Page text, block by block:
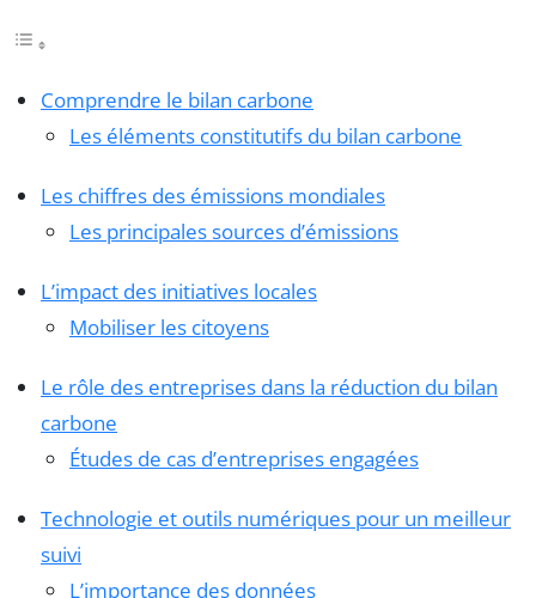
Comprendre le bilan carbone
Les éléments constitutifs du bilan carbone
Les chiffres des émissions mondiales
Les principales sources d’émissions
L’impact des initiatives locales
Mobiliser les citoyens
Le rôle des entreprises dans la réduction du bilan
carbone
Études de cas d’entreprises engagées
Technologie et outils numériques pour un meilleur
suivi
L’importance des données